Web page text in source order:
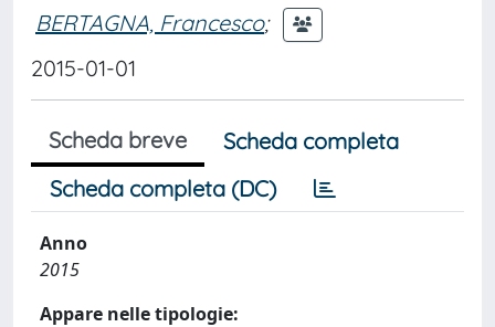
BERTAGNA, Francesco;
2015-01-01
Scheda breve
Scheda completa
Scheda completa (DC)
Anno
2015
Appare nelle tipologie: